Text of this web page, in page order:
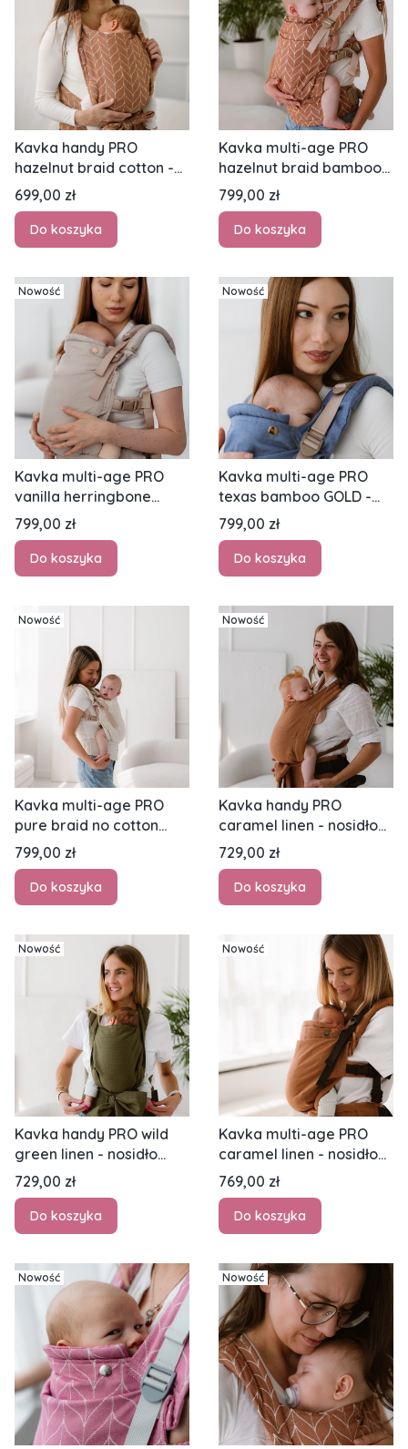
Kavka handy PRO
hazelnut braid cotton -
nosidło hybrydowe
regulowane
Cena
699,00 zł
Do koszyka
Kavka multi-age PRO
hazelnut braid bamboo
GOLD - nosidło
klamrowe regulowane
Cena
799,00 zł
Do koszyka
Nowość
Kavka multi-age PRO
vanilla herringbone
bamboo GOLD - nosidło
klamrowe regulowane
Cena
799,00 zł
Do koszyka
Nowość
Kavka multi-age PRO
texas bamboo GOLD -
nosidło klamrowe
regulowane
Cena
799,00 zł
Do koszyka
Nowość
Kavka multi-age PRO
pure braid no cotton
GOLD - nosidło
klamrowe regulowane
Cena
799,00 zł
Do koszyka
Nowość
Kavka handy PRO
caramel linen - nosidło
hybrydowe regulowane
Cena
729,00 zł
Do koszyka
Nowość
Kavka handy PRO wild
green linen - nosidło
hybrydowe regulowane
Cena
729,00 zł
Do koszyka
Nowość
Kavka multi-age PRO
caramel linen - nosidło
klamrowe egulowane
Cena
769,00 zł
Do koszyka
Nowość Nowość